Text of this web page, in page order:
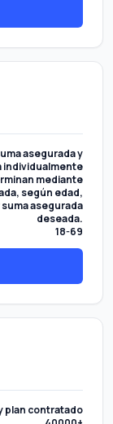
asegurada y
individualmente
mediante
según edad,
asegurada
deseada.
18-69
plan contratado